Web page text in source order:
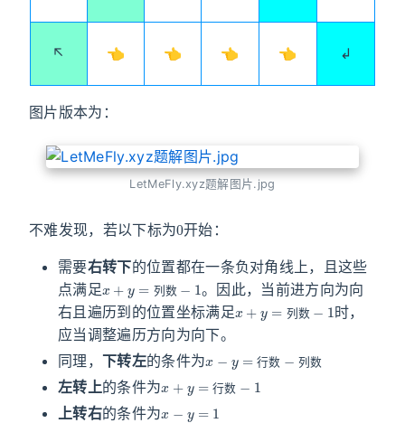
↖ 👈 👈 👈 👈 ↲
图片版本为：
LetMeFly.xyz题解图片.jpg
不难发现，若以下标为 开始：
需要右转下的位置都在一条负对角线上，且这些
点满足
列 数
x+ y=列数−1
。因此，当前进方向为向
右且遍历到的位置坐标满足
列 数
x+ =列数−1
时，
应当调整遍历方向为向下。
同理， 下转左的条件为 数 列 数
x −y
左转上的条件为 数
x+y = 行数 −1
上转右的条件为
x −y =